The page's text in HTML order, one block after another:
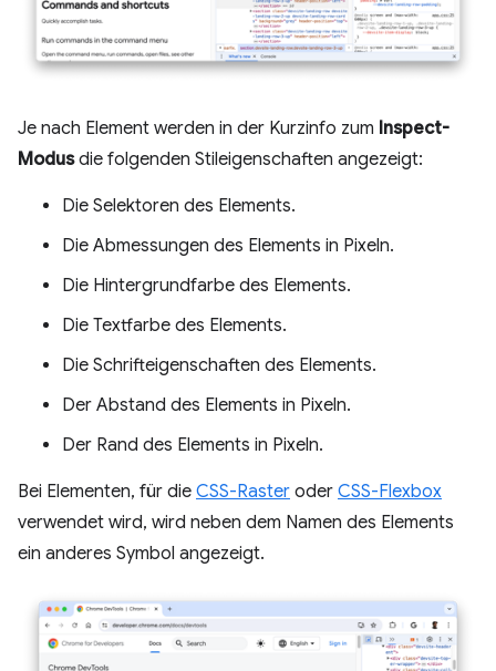
Je nach Element werden in der Kurzinfo zum Inspect-
Modusdie folgenden Stileigenschaften angezeigt:
Die Selektoren des Elements.
Die Abmessungen des Elements in Pixeln.
Die Hintergrundfarbe des Elements.
Die Textfarbe des Elements.
Die Schrifteigenschaften des Elements.
Der Abstand des Elements in Pixeln.
Der Rand des Elements in Pixeln.
Bei Elementen, für die CSS-Raster oder CSS-Flexbox
verwendet wird, wird neben dem Namen des Elements
ein anderes Symbol angezeigt.